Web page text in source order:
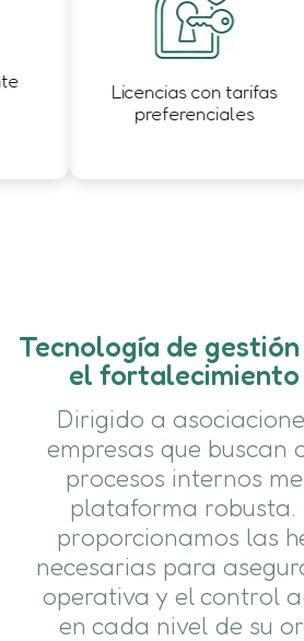
Licencias con tarifas
preferenciales
Tecnología de
el fortalecimiento
Dirigido a
empresas que buscan
procesos internos
plataforma robusta.
proporcionamos las
necesarias para
operativa y el control
en cada nivel de su